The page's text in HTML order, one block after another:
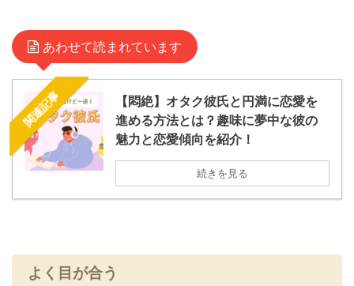
あわせて読まれています
関連記事
【悶絶】オタク彼氏と円満に恋愛を
進める方法とは？趣味に夢中な彼の
魅力と恋愛傾向を紹介！
続きを見る
よく目が合う